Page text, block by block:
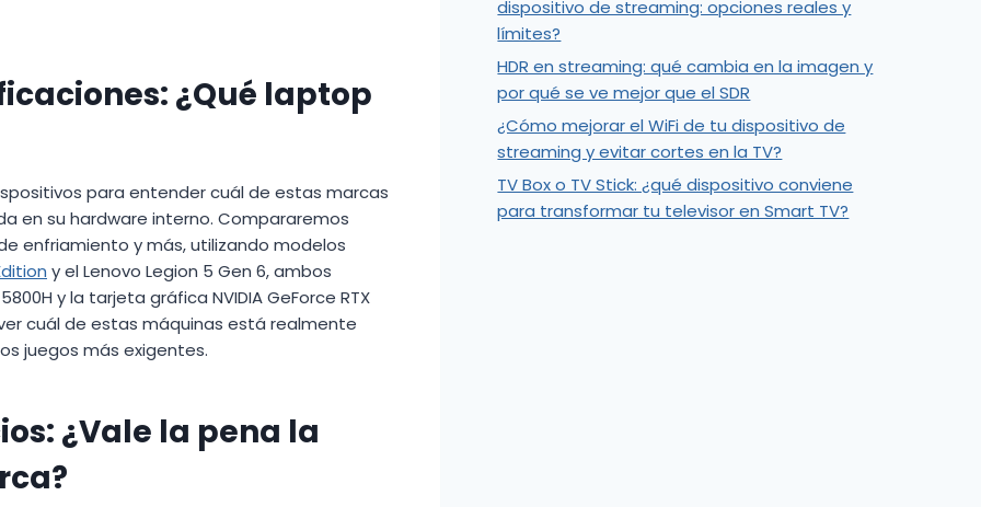
¿Qué laptop
para entender cuál de estas marcas
en su hardware interno. Compararemos
enfriamiento y más, utilizando modelos
y el Lenovo Legion 5 Gen 6, ambos
y la tarjeta gráfica NVIDIA GeForce RTX
cuál de estas máquinas está realmente
juegos más exigentes.
¿Vale la pena la
dispositivo de streaming: opciones reales y
límites?
HDR en streaming: qué cambia en la imagen y
por qué se ve mejor que el SDR
¿Cómo mejorar el WiFi de tu dispositivo de
streaming y evitar cortes en la TV?
TV Box o TV Stick: ¿qué dispositivo conviene
para transformar tu televisor en Smart TV?